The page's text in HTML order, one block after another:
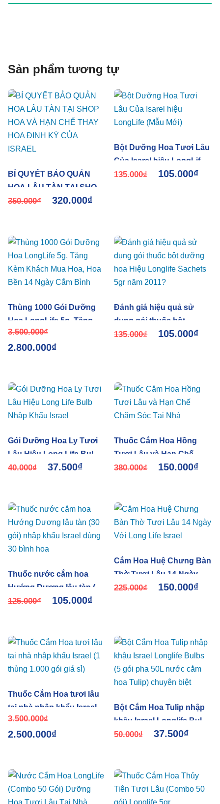
Sản phẩm tương tự
BÍ QUYẾT BẢO QUẢN
HOA LÂU TÀN TẠI SHOP
HOA VÀ HẠN CHẾ THAY
350.000₫ 320.000₫
Bột Dưỡng Hoa Tươi Lâu
Của Isarel hiệu LongLife
(Mẫu Mới)
135.000₫ 105.000₫
Thùng 1000 Gói Dưỡng
Hoa LongLife 5g, Tặng
Kèm Khách Mua Hoa, Hoa
Bền 14 Ngày Cắm Bình
3.500.000₫
2.800.000₫
Đánh giá hiệu quả sử
dụng gói thuốc bôt
dưỡng hoa Hiệu Longlife
135.000₫ 105.000₫
Gói Dưỡng Hoa Ly Tươi
Lâu Hiệu Long Life Bulb
Nhập Khẩu Israel
40.000₫ 37.500₫
Thuốc Cắm Hoa Hồng
Tươi Lâu và Hạn Chế
Chăm Sóc Tại Nhà
380.000₫ 150.000₫
Thuốc nước cắm hoa
Hướng Dương lâu tàn (30
gói) nhập khẩu Israel
125.000₫ 105.000₫
Cắm Hoa Huệ Chưng Bàn
Thờ Tươi Lâu 14 Ngày
Với Long Life Israel
225.000₫ 150.000₫
Thuốc Cắm Hoa tươi lâu
tại nhà nhập khẩu Israel (1
thùng 1.000 gói giá sỉ)
3.500.000₫
2.500.000₫
Bột Cắm Hoa Tulip nhập
khậu Israel Longlife Bulbs
(5 gói pha 50L nước cắm
50.000₫ 37.500₫